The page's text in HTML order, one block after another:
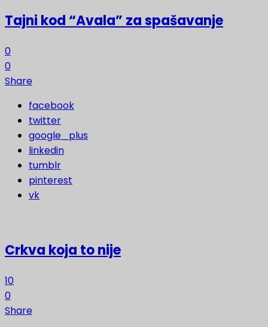
Tajni kod “Avala” za spašavanje
0
0
Share
facebook
twitter
google_plus
linkedin
tumblr
pinterest
vk
Crkva koja to nije
10
0
Share